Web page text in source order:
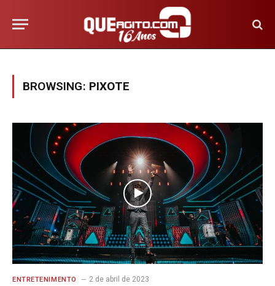
BROWSING: PIXOTE
ENTRETENIMENTO 2 de abril de 2023